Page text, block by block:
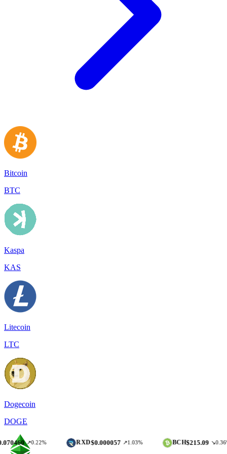
Bitcoin
BTC
Kaspa
KAS
Litecoin
LTC
Dogecoin
DOGE
↗0.22% $0.000057 ↗1.03% $215.09 ↘0.36%